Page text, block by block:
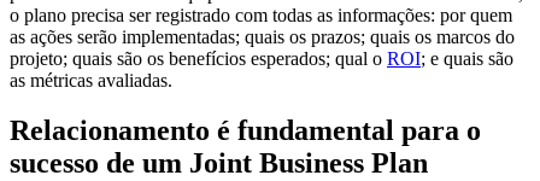
o plano precisa ser registrado com todas as informações: por quem
as ações serão implementadas; quais os prazos; quais os marcos do
projeto; quais são os benefícios esperados; qual o ROI; e quais são
as métricas avaliadas.
Relacionamento é fundamental para o
sucesso de um Joint Business Plan